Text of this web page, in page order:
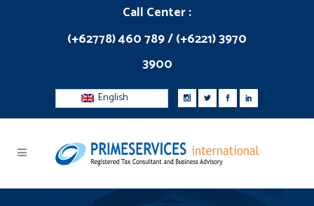
Call Center :
(+62778) 460 789 / (+6221) 3970
3900
English